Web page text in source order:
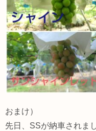
おまけ）
先日、SSが納車されまし